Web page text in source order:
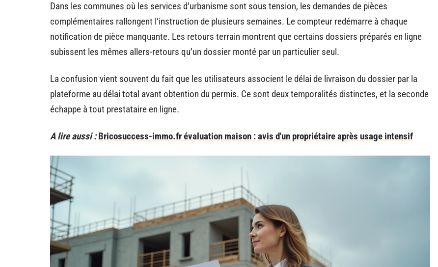
Dans les communes où les services d’urbanisme sont sous tension, les demandes de pièces
complémentaires rallongent l’instruction de plusieurs semaines. Le compteur redémarre à chaque
notification de pièce manquante. Les retours terrain montrent que certains dossiers préparés en ligne
subissent les mêmes allers-retours qu’un dossier monté par un particulier seul.
La confusion vient souvent du fait que les utilisateurs associent le délai de livraison du dossier par la
plateforme au délai total avant obtention du permis. Ce sont deux temporalités distinctes, et la seconde
échappe à tout prestataire en ligne.
A lire aussi : Bricosuccess-immo.fr évaluation maison : avis d'un propriétaire après usage intensif